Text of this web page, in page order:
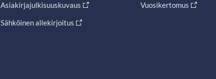
Asiakirjajulkisuuskuvaus
Sähköinen allekirjoitus
Vuosikertomus